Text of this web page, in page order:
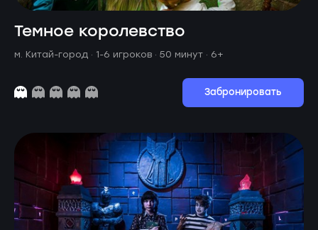
Темное королевство
м. Китай-город · 1-6 игроков · 50 минут · 6+
Забронировать